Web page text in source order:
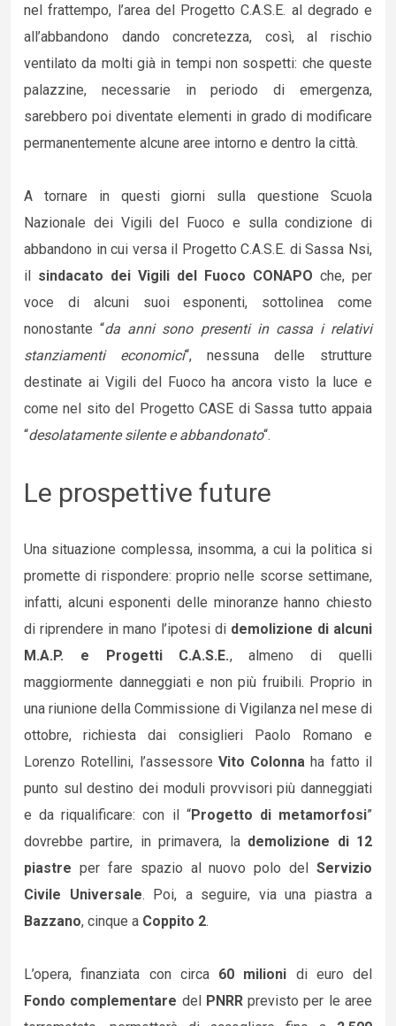
nel frattempo, l’area del Progetto C.A.S.E. al degrado e
all’abbandono dando concretezza, così, al rischio
ventilato da molti già in tempi non sospetti: che queste
palazzine, necessarie in periodo di emergenza,
sarebbero poi diventate elementi in grado di modificare
permanentemente alcune aree intorno e dentro la città.
A tornare in questi giorni sulla questione Scuola
Nazionale dei Vigili del Fuoco e sulla condizione di
abbandono in cui versa il Progetto C.A.S.E. di Sassa Nsi,
il sindacato dei Vigili del Fuoco CONAPO che, per
voce di alcuni suoi esponenti, sottolinea come
nonostante “da anni sono presenti in cassa i relativi
stanziamenti economici“, nessuna delle strutture
destinate ai Vigili del Fuoco ha ancora visto la luce e
come nel sito del Progetto CASE di Sassa tutto appaia
“desolatamente silente e abbandonato“.
Le prospettive future
Una situazione complessa, insomma, a cui la politica si
promette di rispondere: proprio nelle scorse settimane,
infatti, alcuni esponenti delle minoranze hanno chiesto
di riprendere in mano l’ipotesi di demolizione di alcuni
M.A.P. e Progetti C.A.S.E., almeno di quelli
maggiormente danneggiati e non più fruibili. Proprio in
una riunione della Commissione di Vigilanza nel mese di
ottobre, richiesta dai consiglieri Paolo Romano e
Lorenzo Rotellini, l’assessore Vito Colonna ha fatto il
punto sul destino dei moduli provvisori più danneggiati
e da riqualificare: con il “Progetto di metamorfosi”
dovrebbe partire, in primavera, la demolizione di 12
piastre per fare spazio al nuovo polo del Servizio
Civile Universale. Poi, a seguire, via una piastra a
Bazzano, cinque a Coppito 2.
L’opera, finanziata con circa 60 milioni di euro del
Fondo complementare del PNRRprevisto per le aree